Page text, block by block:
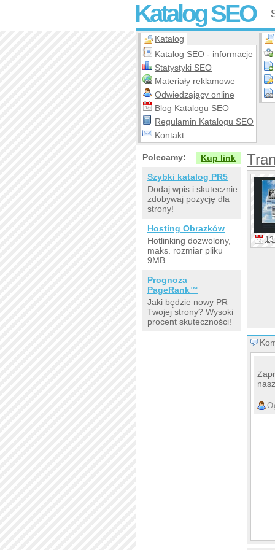
Katalog SEO
Katalog
Katalog SEO - informacje
Statystyki SEO
Materiały reklamowe
Odwiedzający online
Blog Katalogu SEO
Regulamin Katalogu SEO
Kontakt
13
Polecamy:
Kup link
Szybki katalog PR5
Dodaj wpis i skutecznie
zdobywaj pozycję dla
strony!
Hosting Obrazków
Hotlinking dozwolony,
maks. rozmiar pliku
9MB
Prognoza
PageRank™
Jaki będzie nowy PR
Twojej strony? Wysoki
procent skuteczności!